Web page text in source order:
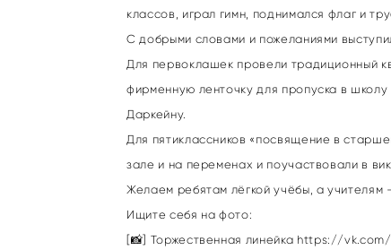
классов, играл гимн, поднимался флаг и
С добрыми словами и пожеланиями
Для первоклашек провели традиционный
фирменную ленточку для пропуска в
Даркейну.
Для пятиклассников «посвящение в
зале и на переменах и поучаствовали в
Желаем ребятам лёгкой учёбы, а учителям
Ищите себя на фото:
[📸] Торжественная линейка https://vk.com/